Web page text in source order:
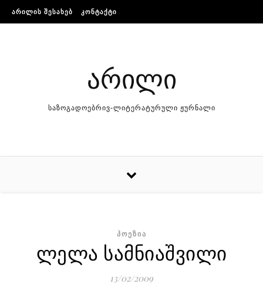
Skip to content
ᲐᲠᲘᲚᲘᲡ ᲨᲔᲡᲐᲮᲔᲑ ᲙᲝᲜᲢᲐᲥᲢᲘ
არილი
საზოგადოებრივ-ლიტერატურული ჟურნალი
ᲞᲝᲔᲖᲘᲐ
ლელა სამნიაშვილი
13/02/2009